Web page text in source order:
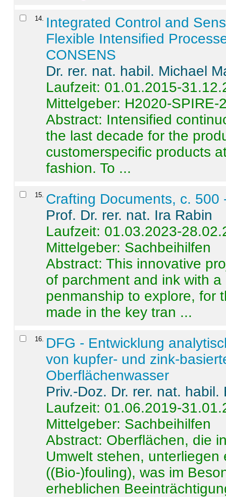
14
Integrated Control and
Flexible Intensified
CONSENS
Dr. rer. nat. habil. Michael
Laufzeit: 01.01.2015-
Mittelgeber: H2020-SPIRE-
Abstract: Intensified
the last decade for the
customerspecific products
fashion. To ...
15 Crafting Documents, c. 500
Prof. Dr. rer. nat. Ira Rabin
Laufzeit: 01.03.2023-
Mittelgeber: Sachbeihilfen
Abstract:This innovative
of parchment and ink with
penmanship to explore, for
made in the key tran ...
16
DFG - Entwicklung
von kupfer- und zink-
Oberflächenwasser
Priv.-Doz. Dr. rer. nat.
Laufzeit: 01.06.2019-
Mittelgeber: Sachbeihilfen
Abstract: Oberflächen, die
Umwelt stehen,
((Bio-)fouling), was im
erheblichen